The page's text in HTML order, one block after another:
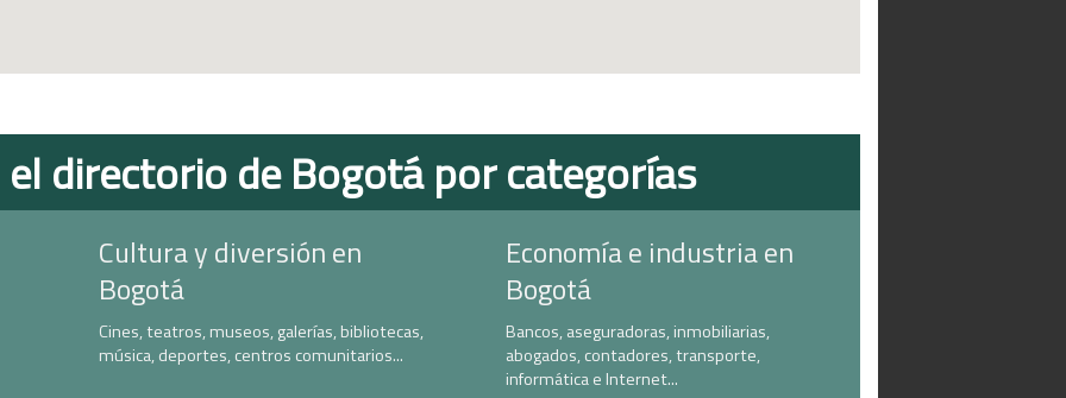
el directorio de Bogotá por categorías
Cultura y diversión en
Bogotá
Cines, teatros, museos, galerías, bibliotecas,
música, deportes, centros comunitarios...
Economía e industria en
Bogotá
Bancos, aseguradoras, inmobiliarias,
abogados, contadores, transporte,
informática e Internet...